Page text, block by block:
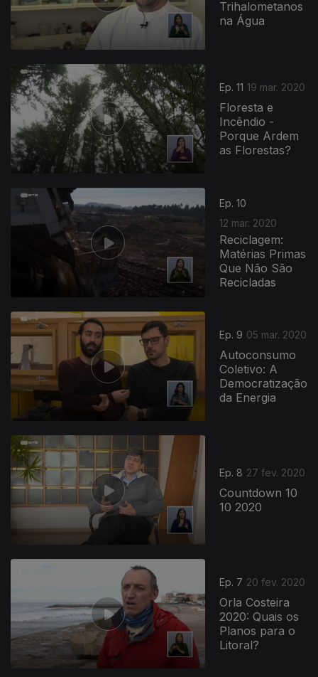
Trihalometanos
na Água
Ep. 11 19 mar. 2020
Floresta e
Incêndio -
Porque Ardem
as Florestas?
Ep. 10
12 mar. 2020
Reciclagem:
Matérias Primas
Que Não São
Recicladas
Ep. 9 05 mar. 2020
Autoconsumo
Coletivo: A
Democratização
da Energia
Ep. 8 27 fev. 2020
Countdown 10
10 2020
Ep. 7 20 fev. 2020
Orla Costeira
2020: Quais os
Planos para o
Litoral?